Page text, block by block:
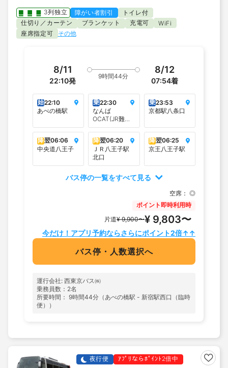
3列独立 障がい者割引
トイレ付
仕切り／カーテン
ブランケット 充電可
WiFi
座席指定可
その他
8/11
22:10発
9時間44分
8/12
07:54着
始22:10
あべの橋駅
乗22:30
なんば
OCAT(JR難波
駅)
乗23:53
京都駅八条口
降翌06:06
中央道八王子
降翌06:20
ＪＲ八王子駅
北口
降翌06:25
京王八王子駅
バス停の一覧をすべて見る
空席： ◎
ポイント即時利用時
片道¥ 9,900〜¥ 9,803〜
今だけ！アプリ予約ならさらにポイント2倍↑↑
バス停・人数選択へ
運行会社: 西東京バス㈱
乗務員数：2名
所要時間： 9時間44分（あべの橋駅 - 新宿駅西口（臨時
便））
夜行便 ｱﾌﾟﾘならﾎﾟｲﾝﾄ2倍中